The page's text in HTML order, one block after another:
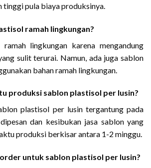
tinggi pula biaya produksinya.
ramah lingkungan?
ramah lingkungan karena mengandung
sulit terurai. Namun, ada juga sablon
bahan ramah lingkungan.
produksi sablon plastisol per lusin?
plastisol per lusin tergantung pada
dan kesibukan jasa sablon yang
produksi berkisar antara 1-2 minggu.
untuk sablon plastisol per lusin?